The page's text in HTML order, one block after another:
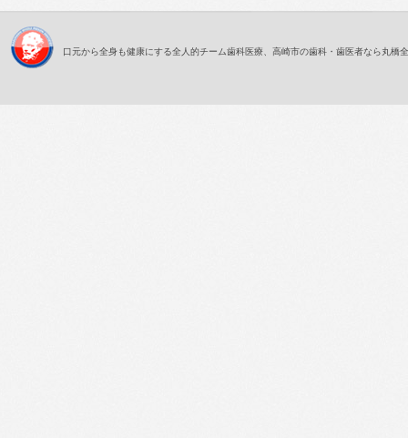
口元から全身も健康にする全人的チーム歯科医療、高崎市の歯科・歯医者なら丸橋